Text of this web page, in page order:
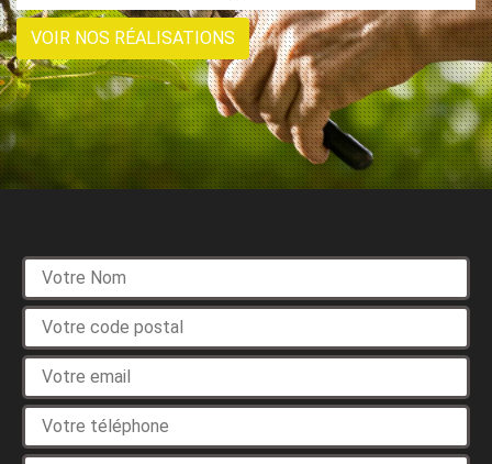
VOIR NOS RÉALISATIONS